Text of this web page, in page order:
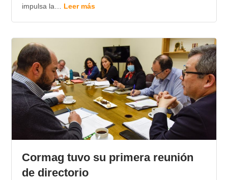
impulsa la… Leer más
Cormag tuvo su primera reunión
de directorio